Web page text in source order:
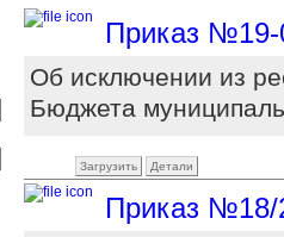
Приказ №19-
Об исключении из
Бюджета
Загрузить Детали
Приказ №18/